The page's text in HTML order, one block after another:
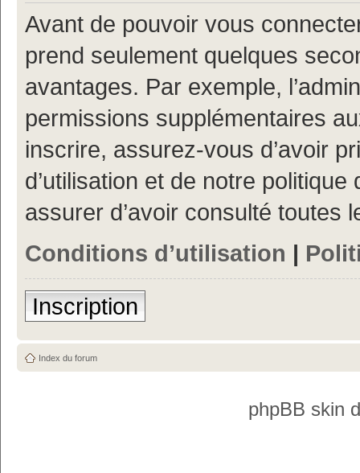
Avant de pouvoir vous
prend seulement quelques
avantages. Par exemple,
permissions supplémentaires
inscrire, assurez-vous d’avoir
d’utilisation et de notre
assurer d’avoir consulté toutes
Conditions d’utilisation |
Inscription
Index du forum
phpBB skin